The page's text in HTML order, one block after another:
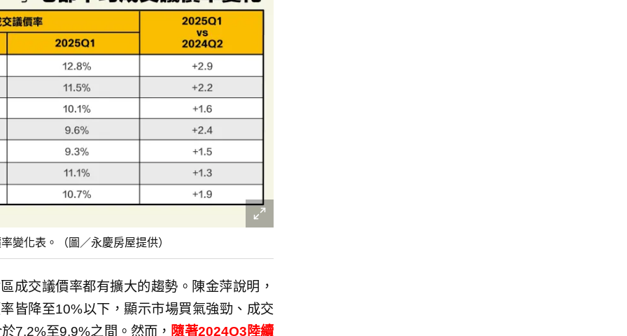
變化表。（圖／永慶房屋提供）
成交議價率都有擴大的趨勢。陳金萍說明，
皆降至10%以下，顯示市場買氣強勁、成交
7.2%至9.9%之間。然而， 隨著2024Q3陸續